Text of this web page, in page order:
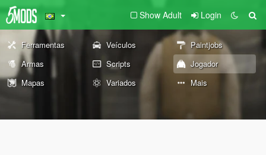
Show Adult Login
Ferramentas Veículos
Paintjobs
Armas
Scripts
Jogador
Mapas
Variados Mais